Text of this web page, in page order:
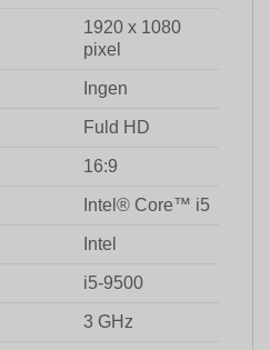
1920 x 1080
pixel
Ingen
Fuld HD
16:9
Intel® Core™ i5
Intel
i5-9500
3 GHz